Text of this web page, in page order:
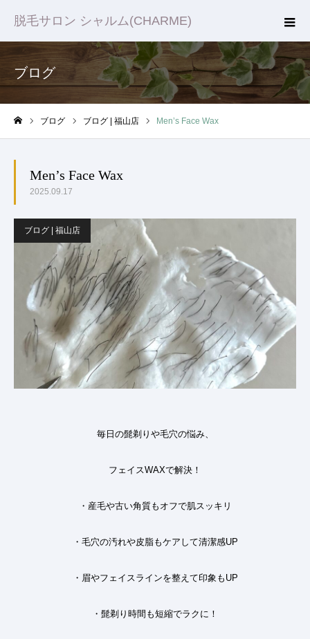
脱毛サロン シャルム(CHARME)
ブログ
ブログ ブログ | 福山店 Men’s Face Wax
Men’s Face Wax
2025.09.17
ブログ | 福山店
毎日の髭剃りや毛穴の悩み、
フェイスWAXで解決！
・産毛や古い角質もオフで肌スッキリ
・毛穴の汚れや皮脂もケアして清潔感UP
・眉やフェイスラインを整えて印象もUP
・髭剃り時間も短縮でラクに！